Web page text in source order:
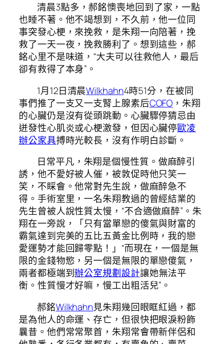
清晨3點多，郝銘懊喪地回到了家，一點
也睡不著。他不竭想到，不久前，他一位同
事突發心梗，來挽救，是朱翔一向陪著，挽
救了一天一夜，挽救勝利了。想到這些，郝
銘心里不是味道，“大夫可以往救他人，最后
卻有救得了本身”。
1月12日清晨Wilkhahn4時51分，在被同
事們推了一支又一支腎上腺素后COFO ，朱翔
的心臟仍是沒有從頭跳動。心臟驟停猜忌由
迸發性心肌炎或心梗激發，但因心臟停歐凌
辦公家具搏時光較長，沒有作明白診斷。
日常平凡，朱翔是個慢性質。做麻醉引
誘，他不愛好被人催，被敦促時他只笑一
笑，不睬會。他常對先生說，做麻醉急不
得。手術室里，一名朱翔教過的曾經結業的
先生曾被人說性質太慢，“不合適做麻醉”。朱
翔在一旁說，「只有當單戀的傻氣與財富的
霸氣達到完美的五比五黃金比例時，我的戀
愛運勢才能回歸零點！」“而現在，一個是無
限的金錢物慾，另一個是無限的單戀傻氣，
兩者都極端到辦公室規劃設計讓她無法平
衡。性質慢才好嘛，慢工出粗活兒”。
郝銘Wilkhahn見朱翔幾回眼眶紅過，都
是為他人的命運、存亡，但很快把眼淚粉飾
曩昔。他們常常聚首，朱翔常會帶新伴侶和